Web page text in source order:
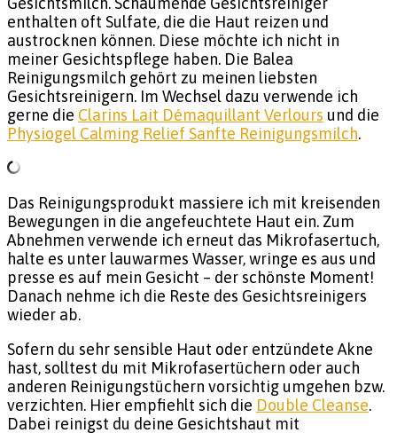
enthalten oft Sulfate, die die Haut reizen und
austrocknen können. Diese möchte ich nicht in
meiner Gesichtspflege haben. Die Balea
Reinigungsmilch gehört zu meinen liebsten
Gesichtsreinigern. Im Wechsel dazu verwende ich
gerne die Clarins Lait Démaquillant Verlours und die
Physiogel Calming Relief Sanfte Reinigungsmilch.
Das Reinigungsprodukt massiere ich mit kreisenden
Bewegungen in die angefeuchtete Haut ein. Zum
Abnehmen verwende ich erneut das Mikrofasertuch,
halte es unter lauwarmes Wasser, wringe es aus und
presse es auf mein Gesicht – der schönste Moment!
Danach nehme ich die Reste des Gesichtsreinigers
wieder ab.
Sofern du sehr sensible Haut oder entzündete Akne
hast, solltest du mit Mikrofasertüchern oder auch
anderen Reinigungstüchern vorsichtig umgehen bzw.
verzichten. Hier empfiehlt sich die Double Cleanse.
Dabei reinigst du deine Gesichtshaut mit